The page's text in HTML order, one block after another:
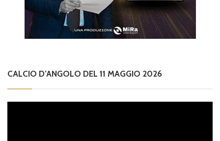
CALCIO D’ANGOLO DEL 11 MAGGIO 2026